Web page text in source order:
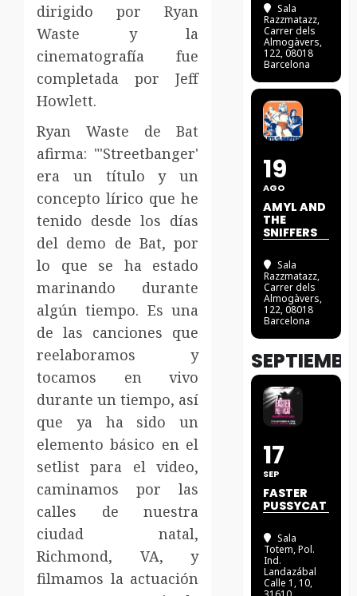
dirigido por Ryan
Waste y la
cinematografía fue
completada por Jeff
Howlett.
Ryan Waste de Bat
afirma: "'Streetbanger'
era un título y un
concepto lírico que he
tenido desde los días
del demo de Bat, por
lo que se ha estado
marinando durante
algún tiempo. Es una
de las canciones que
reelaboramos y
tocamos en vivo
durante un tiempo, así
que ya ha sido un
elemento básico en el
setlist para el video,
caminamos por las
calles de nuestra
ciudad natal,
Richmond, VA, y
filmamos la actuación
Sala
Razzmatazz,
Carrer dels
Almogàvers,
122, 08018
Barcelona
19
AGO
AMYL AND
THE
SNIFFERS
Sala
Razzmatazz,
Carrer dels
Almogàvers,
122, 08018
Barcelona
17
SEP
FASTER
PUSSYCAT
Sala
Totem, Pol.
Ind.
Landazábal
Calle 1, 10,